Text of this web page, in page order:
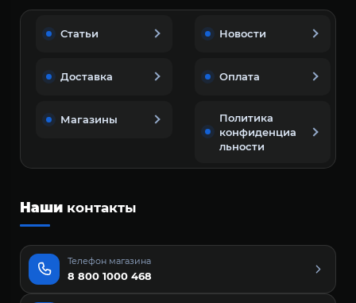
Статьи Новости
Доставка Оплата
Магазины
Политика
конфиденциа
льности
Наши контакты
Телефон магазина
8 800 1000 468